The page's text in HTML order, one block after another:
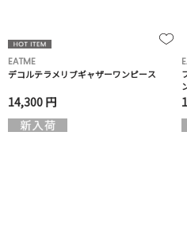
EATME
デコルテラメリブギャザーワンピース
14,300 円